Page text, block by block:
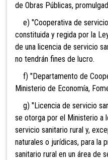
de Obras Públicas,
e) "Cooperativa de
constituida y regida por la
de una licencia de servicio
no tendrán fines de lucro.
f) "Departamento de
Ministerio de Economía,
g) "Licencia de servicio
se otorga por el Ministerio a
servicio sanitario rural y,
naturales o jurídicas, para la
sanitario rural en un área de